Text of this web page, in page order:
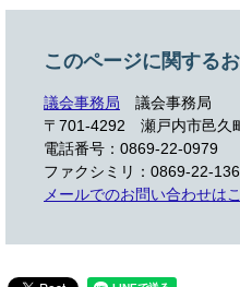
このページに関する
議会事務局
議会事務局
〒701-4292
瀬戸内市邑久
電話番号：0869-22-0979
ファクシミリ：0869-22-
メールでのお問い合わせは